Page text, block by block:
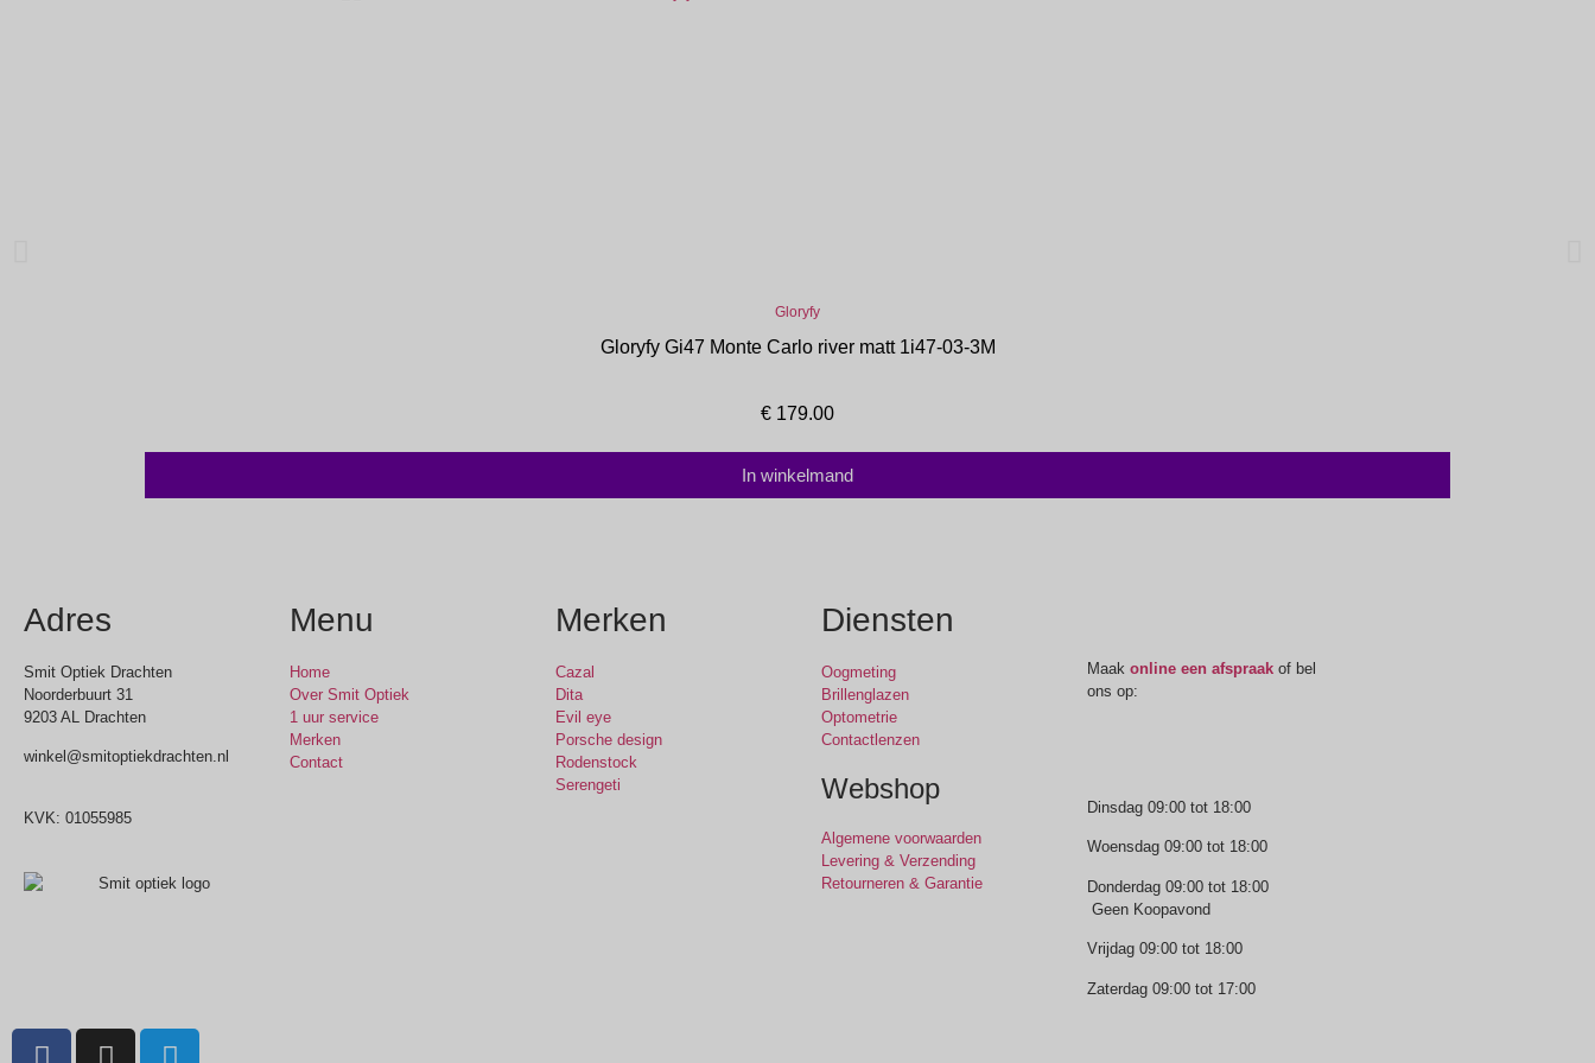
Gloryfy
Gloryfy Gi47 Monte Carlo river matt 1i47-03-3M
€ 179.00
In winkelmand
Adres
Smit Optiek Drachten
Noorderbuurt 31
9203 AL Drachten
winkel@smitoptiekdrachten.nl
KVK: 01055985
Menu
Home
Over Smit Optiek
1 uur service
Merken
Contact
Merken
Cazal
Dita
Evil eye
Porsche design
Rodenstock
Serengeti
Diensten
Oogmeting
Brillenglazen
Optometrie
Contactlenzen
Webshop
Algemene voorwaarden
Levering & Verzending
Retourneren & Garantie
Maak online een afspraak of bel
ons op:
Dinsdag 09:00 tot 18:00
Woensdag 09:00 tot 18:00
Donderdag 09:00 tot 18:00
Geen Koopavond
Vrijdag 09:00 tot 18:00
Zaterdag 09:00 tot 17:00